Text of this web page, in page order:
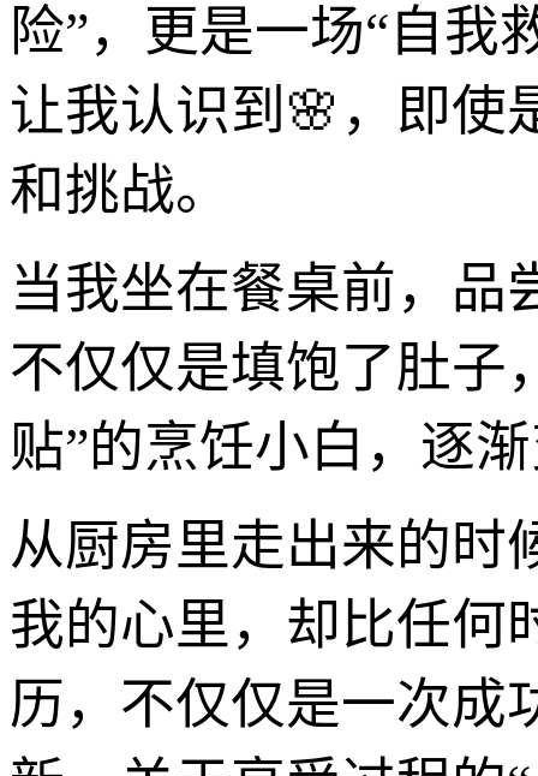
险”，更是一场“自我
让我认识到🌸，即使
和挑战。
当我坐在餐桌前，品
不仅仅是填饱了肚子
贴”的烹饪小白，逐
从厨房里走出来的时
我的心里，却比任何
历，不仅仅是一次成